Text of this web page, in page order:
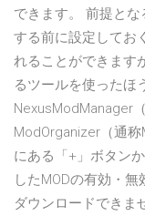
できます。 前提と
する前に設定してお
れることができます
るツールを使ったほ
NexusModManager
ModOrganizer（通
にある「+」ボタン
したMODの有効・
ダウンロードできま